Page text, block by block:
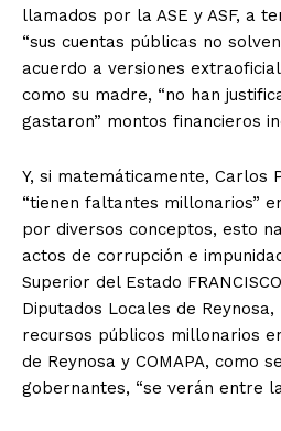
llamados por la ASE y ASF, a
“sus cuentas públicas no
acuerdo a versiones
como su madre, “no han
gastaron” montos financieros
Y, si matemáticamente, Carlos
“tienen faltantes millonarios”
por diversos conceptos, esto
actos de corrupción e
Superior del Estado
Diputados Locales de Reynosa,
recursos públicos millonarios
de Reynosa y COMAPA, como
gobernantes, “se verán entre